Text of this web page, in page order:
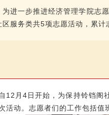
为进一步推进经济管理学院志
区服务类共5项志愿活动，累计
12月4日开始，为保持铃铛阁
活动。志愿者们的工作包括值